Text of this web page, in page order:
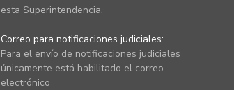
esta Superintendencia.
Correo para notificaciones judiciales:
Para el envío de notificaciones judiciales
únicamente está habilitado el correo
electrónico